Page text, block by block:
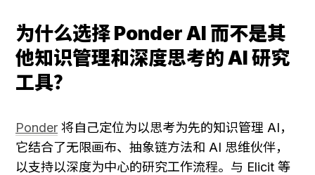
为什么选择 Ponder AI 而不是其
他知识管理和深度思考的 AI 研究
工具？
Ponder 将自己定位为以思考为先的知识管理 AI，
它结合了无限画布、抽象链方法和 AI 思维伙伴，
以支持以深度为中心的研究工作流程。与 Elicit 等